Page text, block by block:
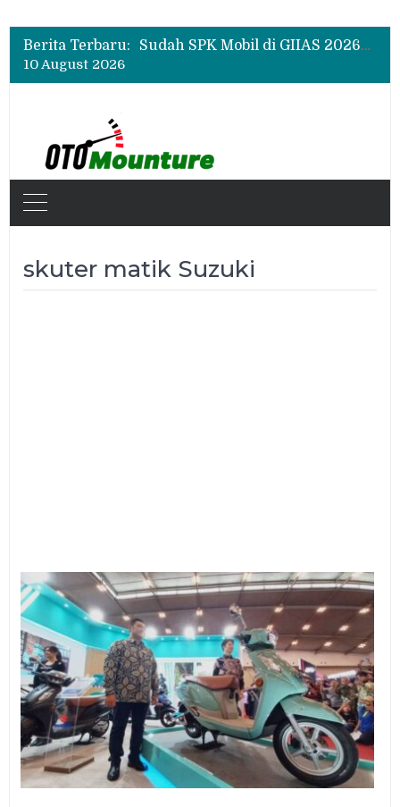
Berita Terbaru:
Rangkul Komunitas Mobil, Motul Indonesia Gelar Car MeetUp Perdana di Tangerang
Sudah SPK Mobil di GIIAS 2026? Ini Tahapan yang Harus Dilakukan Setelah Pameran
Rangkul Komunitas Mobil, Motul Indonesia Gelar Car MeetUp Perdana di Tangerang
10 August 2026
skuter matik Suzuki